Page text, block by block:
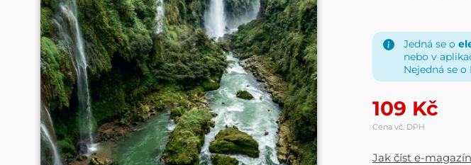
Jedná se o
nebo v
Nejedná se o
109 Kč
Cena vč. DPH
Jak číst e-